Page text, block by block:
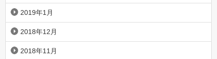
2019年1月
2018年12月
2018年11月